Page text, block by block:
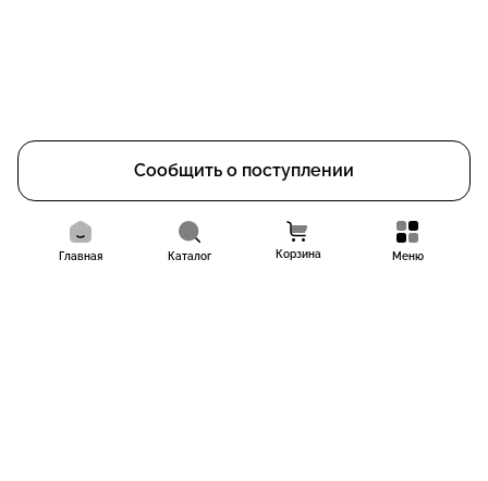
Сообщить о поступлении
Главная Каталог Корзина Меню